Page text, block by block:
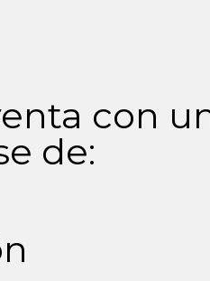
con
de: